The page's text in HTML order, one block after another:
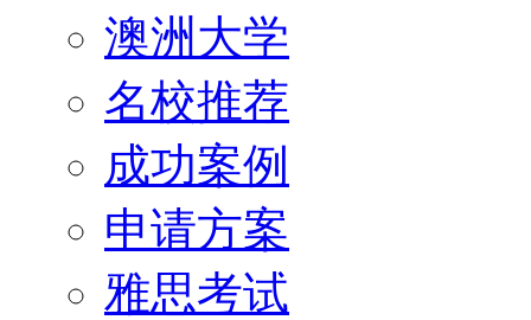
澳洲大学
名校推荐
成功案例
申请方案
雅思考试